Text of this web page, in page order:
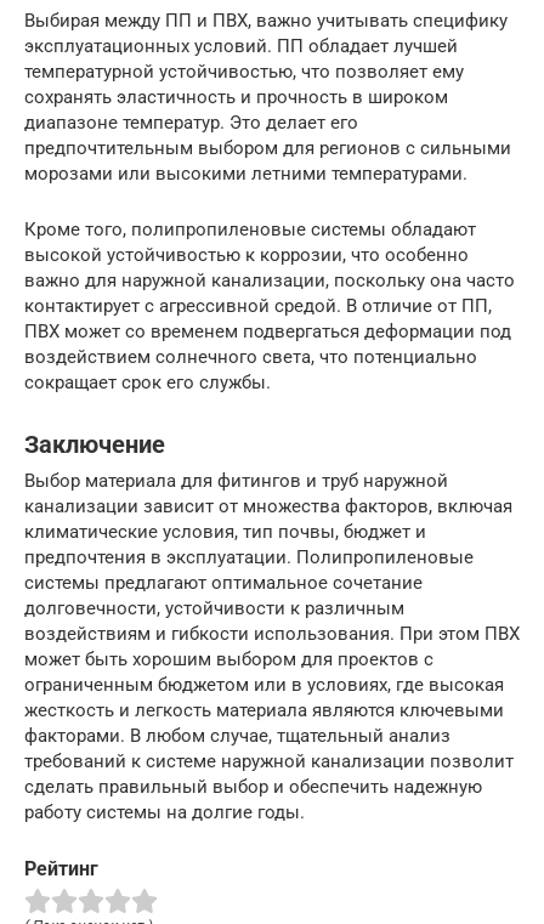
Выбирая между ПП и ПВХ, важно учитывать специфику
эксплуатационных условий. ПП обладает лучшей
температурной устойчивостью, что позволяет ему
сохранять эластичность и прочность в широком
диапазоне температур. Это делает его
предпочтительным выбором для регионов с сильными
морозами или высокими летними температурами.
Кроме того, полипропиленовые системы обладают
высокой устойчивостью к коррозии, что особенно
важно для наружной канализации, поскольку она часто
контактирует с агрессивной средой. В отличие от ПП,
ПВХ может со временем подвергаться деформации под
воздействием солнечного света, что потенциально
сокращает срок его службы.
Заключение
Выбор материала для фитингов и труб наружной
канализации зависит от множества факторов, включая
климатические условия, тип почвы, бюджет и
предпочтения в эксплуатации. Полипропиленовые
системы предлагают оптимальное сочетание
долговечности, устойчивости к различным
воздействиям и гибкости использования. При этом ПВХ
может быть хорошим выбором для проектов с
ограниченным бюджетом или в условиях, где высокая
жесткость и легкость материала являются ключевыми
факторами. В любом случае, тщательный анализ
требований к системе наружной канализации позволит
сделать правильный выбор и обеспечить надежную
работу системы на долгие годы.
Рейтинг